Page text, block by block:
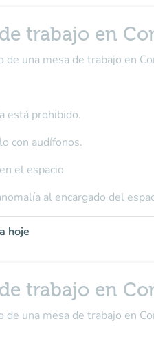
trabajo en
una mesa de trabajo en
está prohibido.
con audífonos.
el espacio
al encargado del
hoje
trabajo en
una mesa de trabajo en